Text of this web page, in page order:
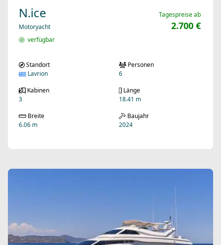
N.ice
Motoryacht
verfügbar
Tagespreise ab
2.700 €
Standort
Lavrion
Personen
6
Kabinen
3
Länge
18.41 m
Breite
6.06 m
Baujahr
2024